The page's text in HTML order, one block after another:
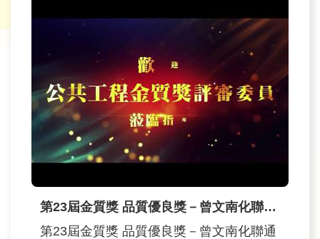
第23屆金質獎 品質優良獎－曾文南化聯通管統包工程A3標 工程影片
第23屆金質獎 品質優良獎－曾文南化聯通